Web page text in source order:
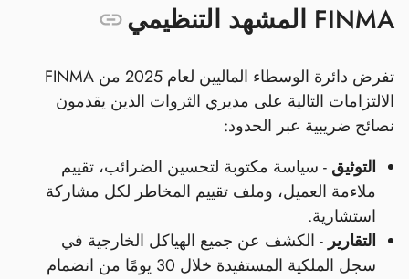
FINMA المشهد التنظيمي
تفرض دائرة الوسطاء الماليين لعام 2025 من FINMA
الالتزامات التالية على مديري الثروات الذين يقدمون
نصائح ضريبية عبر الحدود:
التوثيق - سياسة مكتوبة لتحسين الضرائب، تقييم
ملاءمة العميل، وملف تقييم المخاطر لكل مشاركة
استشارية.
التقارير - الكشف عن جميع الهياكل الخارجية في
سجل الملكية المستفيدة خلال 30 يومًا من انضمام